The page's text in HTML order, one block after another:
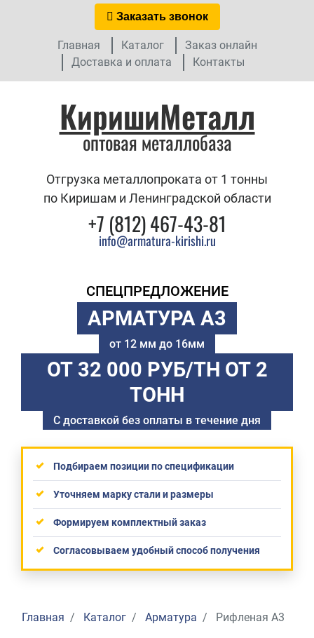
Заказать звонок
Главная Каталог
Заказ онлайн
Доставка и оплата
Контакты
КиришиМеталл
оптовая металлобаза
Отгрузка металлопроката от 1 тонны
по Киришам и Ленинградской области
+7 (812) 467-43-81
info@armatura-kirishi.ru
СПЕЦПРЕДЛОЖЕНИЕ
АРМАТУРА А3
от 12 мм до 16мм
ОТ 32 000 РУБ/ТН ОТ 2
ТОНН
С доставкой без оплаты в течение дня
Подбираем позиции по спецификации
Уточняем марку стали и размеры
Формируем комплектный заказ
Согласовываем удобный способ получения
Главная Каталог Арматура Рифленая А3